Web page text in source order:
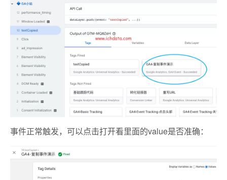
事件正常触发，可以点击打开看里面的value是否准确：